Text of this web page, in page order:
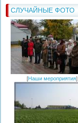
СЛУЧАЙНЫЕ ФОТО
[Наши мероприятия]